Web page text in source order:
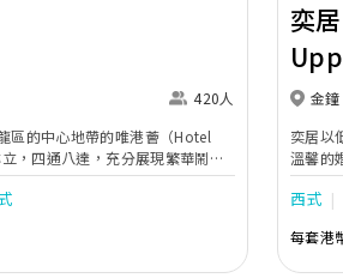
420人
區的中心地帶的唯港薈（Hotel
，四通八達，充分展現繁華鬧巿
新人舉辦婚宴的熱門之選。專業團
個細節，唯港薈都力臻完美，保證
擁有時尚高樓頂的Silverbox宴會
音及燈光設備配套，並採用極富
繹出與別不同的經典神韻。不論
奕居
金鐘
奕居以
溫馨的
團隊會
西式
每套港